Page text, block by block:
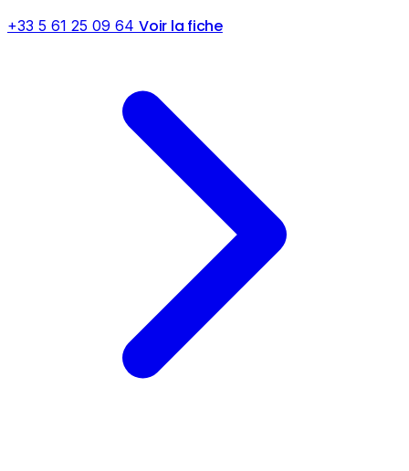
+33 5 61 25 09 64 Voir la fiche